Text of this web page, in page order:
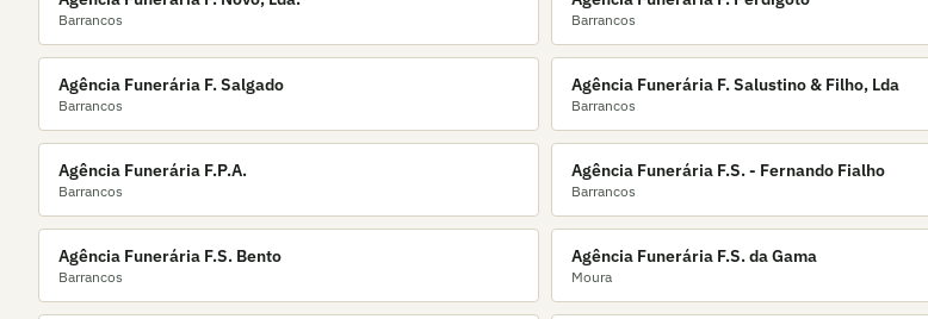
Barrancos Barrancos
Agência Funerária F. Salgado
Barrancos
Agência Funerária F. Salustino & Filho, Lda
Barrancos
Agência Funerária F.P.A.
Barrancos
Agência Funerária F.S. - Fernando Fialho
Barrancos
Agência Funerária F.S. Bento
Barrancos
Agência Funerária F.S. da Gama
Moura